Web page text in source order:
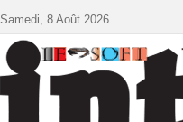
Samedi, 8 Août 2026